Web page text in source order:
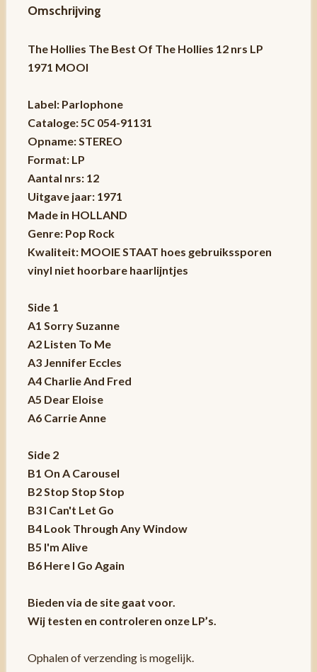
Omschrijving
The Hollies The Best Of The Hollies 12 nrs LP
1971 MOOI
Label: Parlophone
Cataloge: 5C 054-91131
Opname: STEREO
Format: LP
Aantal nrs: 12
Uitgave jaar: 1971
Made in HOLLAND
Genre: Pop Rock
Kwaliteit: MOOIE STAAT hoes gebruikssporen
vinyl niet hoorbare haarlijntjes
Side 1
A1 Sorry Suzanne
A2 Listen To Me
A3 Jennifer Eccles
A4 Charlie And Fred
A5 Dear Eloise
A6 Carrie Anne
Side 2
B1 On A Carousel
B2 Stop Stop Stop
B3 I Can't Let Go
B4 Look Through Any Window
B5 I'm Alive
B6 Here I Go Again
Bieden via de site gaat voor.
Wij testen en controleren onze LP’s.
Ophalen of verzending is mogelijk.